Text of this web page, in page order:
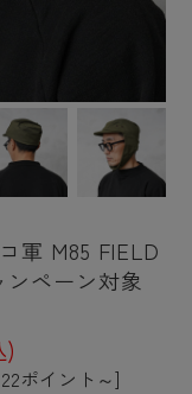
軍 M85 FIELD
ペーン対象
)
ポイント～]